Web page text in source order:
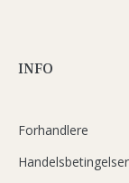
INFO
Forhandlere
Handelsbetingelser